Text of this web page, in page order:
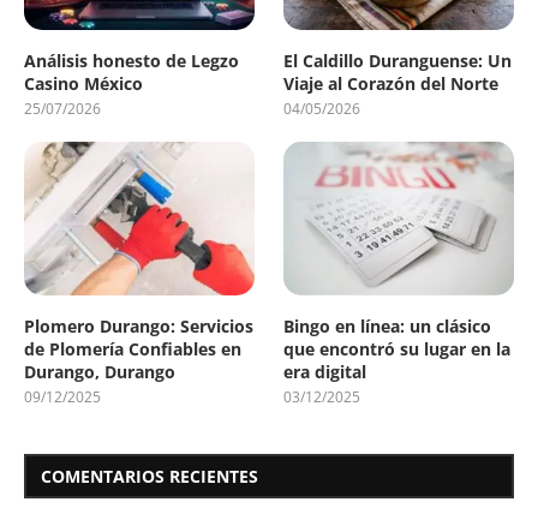
Análisis honesto de Legzo
Casino México
25/07/2026
El Caldillo Duranguense: Un
Viaje al Corazón del Norte
04/05/2026
Plomero Durango: Servicios
de Plomería Confiables en
Durango, Durango
09/12/2025
Bingo en línea: un clásico
que encontró su lugar en la
era digital
03/12/2025
COMENTARIOS RECIENTES